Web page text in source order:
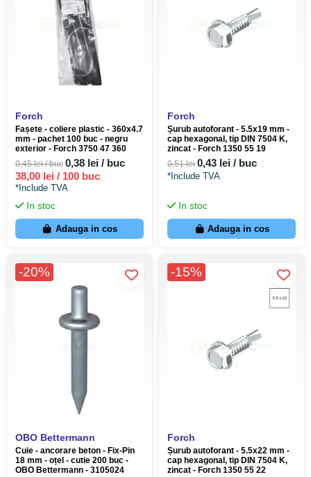
Forch
Fașete - coliere plastic - 360x4.7
mm - pachet 100 buc - negru
exterior - Forch 3750 47 360
0,45 lei / buc 0,38 lei / buc
38,00 lei / 100 buc
*Include TVA
In stoc
Adauga in cos
Forch
Șurub autoforant - 5.5x19 mm -
cap hexagonal, tip DIN 7504 K,
zincat - Forch 1350 55 19
0,51 lei 0,43 lei / buc
*Include TVA
In stoc
Adauga in cos
-20%
OBO Bettermann
Cuie - ancorare beton - Fix-Pin
18 mm - oțel - cutie 200 buc -
OBO Bettermann - 3105024
-15%
Forch
Șurub autoforant - 5.5x22 mm -
cap hexagonal, tip DIN 7504 K,
zincat - Forch 1350 55 22